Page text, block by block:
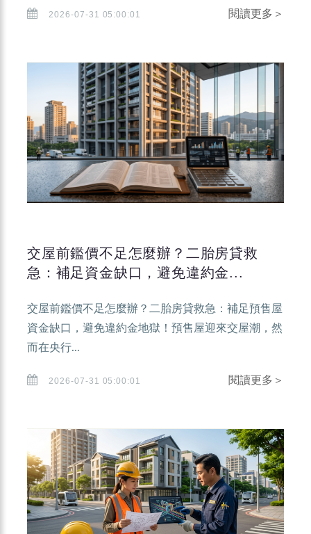
2026-07-31 05:00:01 閱讀更多＞
交屋前鑑價不足怎麼辦？二胎房貸救
急：補足資金缺口，避免違約金...
交屋前鑑價不足怎麼辦？二胎房貸救急：補足預售屋
資金缺口，避免違約金地獄！預售屋迎來交屋潮，然
而在央行...
2026-07-31 05:00:01 閱讀更多＞